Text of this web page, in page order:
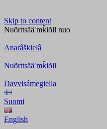
Skip to content
Nuõrttsääʹmǩiõll nuo
Anarâškielâ
Nuõrttsääʹmǩiõll
Davvisámegiella
Suomi
English